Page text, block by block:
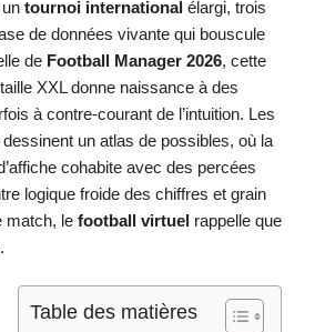
tournoi international élargi, trois
de données vivante qui bouscule
de Football Manager 2026, cette
taille XXL donne naissance à des
à contre-courant de l’intuition. Les
un atlas de possibles, où la
cohabite avec des percées
logique froide des chiffres et grain
match, le football virtuel rappelle que
Table des matières